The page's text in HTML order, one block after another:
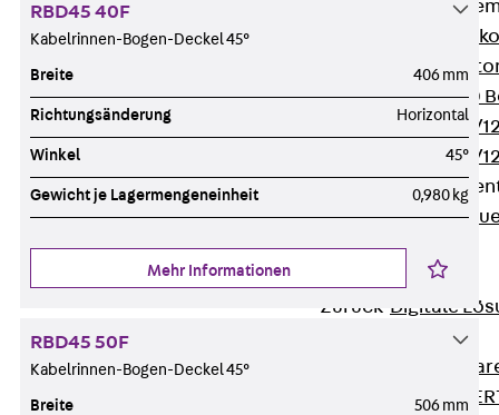
ISOPRO®
ISOPRO® 120
ISOPRO® 80/
ISOPRO® 80/
Zurück
ISOMUR®
Digitale Lösungen
Zurück Digitale
JORDAHL®
RBD45 40F
Kabelrinnen-Bogen-Deckel 45°
Breite 406 mm
Richtungsänderung Horizontal
Winkel 45°
Gewicht je Lagermengeneinheit 0,980 kg
Mehr Informationen
RBD45 50F
Kabelrinnen-Bogen-Deckel 45°
Breite 506 mm